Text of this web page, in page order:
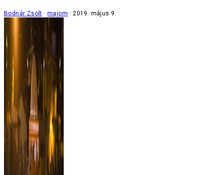
Bodnár Zsolt majom 2019. május 9.